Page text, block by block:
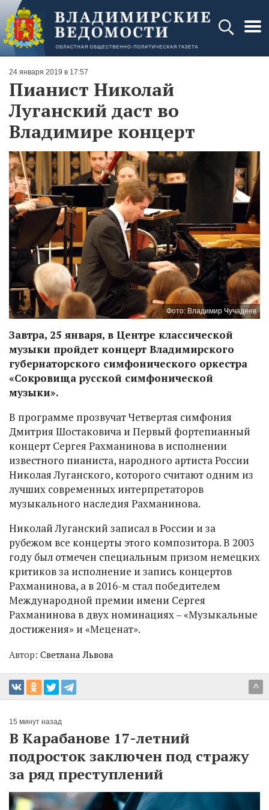
24 января 2019 в 17:57
Пианист Николай
Луганский даст во
Владимире концерт
Фото: Владимир Чучадеев
Завтра, 25 января, в Центре классической
музыки пройдет концерт Владимирского
губернаторского симфонического оркестра
«Сокровища русской симфонической
музыки».
В программе прозвучат Четвертая симфония
Дмитрия Шостаковича и Первый фортепианный
концерт Сергея Рахманинова в исполнении
известного пианиста, народного артиста России
Николая Луганского, которого считают одним из
лучших современных интерпретаторов
музыкального наследия Рахманинова.
Николай Луганский записал в России и за
рубежом все концерты этого композитора. В 2003
году был отмечен специальным призом немецких
критиков за исполнение и запись концертов
Рахманинова, а в 2016-м стал победителем
Международной премии имени Сергея
Рахманинова в двух номинациях – «Музыкальные
достижения» и «Меценат».
Автор: Светлана Львова
^
15 минут назад
В Карабанове 17-летний
подросток заключен под стражу
за ряд преступлений